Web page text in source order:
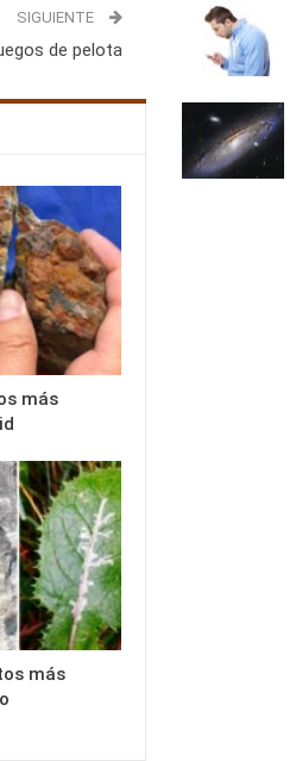
SIGUIENTE
de pelota
más
más